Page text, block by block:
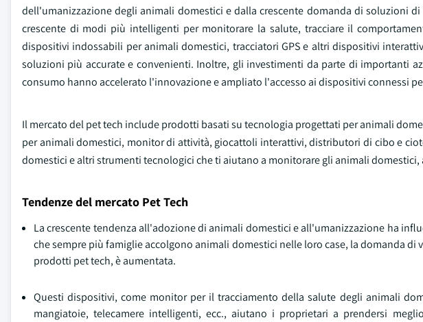
dell'umanizzazione degli animali domestici e dalla crescente domanda di soluzioni
crescente di modi più intelligenti per monitorare la salute, tracciare il
dispositivi indossabili per animali domestici, tracciatori GPS e altri dispositivi
soluzioni più accurate e convenienti. Inoltre, gli investimenti da parte di importanti
consumo hanno accelerato l'innovazione e ampliato l'accesso ai dispositivi connessi
Il mercato del pet tech include prodotti basati su tecnologia progettati per animali
per animali domestici, monitor di attività, giocattoli interattivi, distributori di cibo e
domestici e altri strumenti tecnologici che ti aiutano a monitorare gli animali domestici,
Tendenze del mercato Pet Tech
La crescente tendenza all'adozione di animali domestici e all'umanizzazione ha
che sempre più famiglie accolgono animali domestici nelle loro case, la domanda di
prodotti pet tech, è aumentata.
Questi dispositivi, come monitor per il tracciamento della salute degli animali
mangiatoie, telecamere intelligenti, ecc., aiutano i proprietari a prendersi